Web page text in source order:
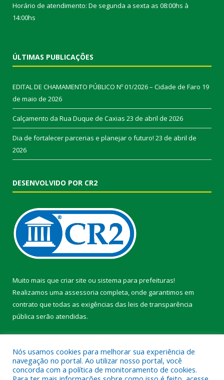
Horário de atendimento: De segunda a sexta as 08:00hs à
14:00hs
ÚLTIMAS PUBLICAÇÕES
EDITAL DE CHAMAMENTO PÚBLICO Nº 01/2026 – Cidade de Faro 19
de maio de 2026
Calçamento da Rua Duque de Caxias 23 de abril de 2026
Dia de fortalecer parcerias e planejar o futuro! 23 de abril de
2026
DESENVOLVIDO POR CR2
Muito mais que criar site ou sistema para prefeituras!
Realizamos uma assessoria completa, onde garantimos em
contrato que todas as exigências das leis de transparência
pública serão atendidas.
Nós usamos cookies para melhorar sua experiência de
navegação no portal. Ao utilizar nosso portal, você
concorda com a política de monitoramento de cookies.